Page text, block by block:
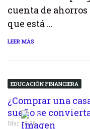
cuenta de
que está …
LEER MÁS
EDUCACIÓN FINANCIERA
¿Comprar una
sueño se
Mar 28,26